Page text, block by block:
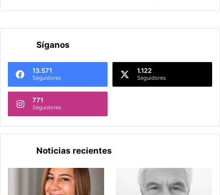
Síganos
13.571
Seguidores
1.122
Seguidores
771
Seguidores
Noticias recientes